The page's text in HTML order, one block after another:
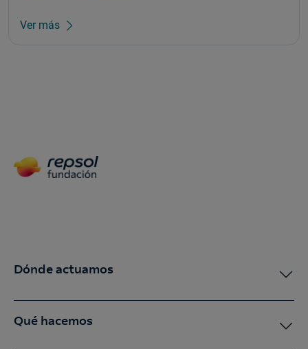
Ver más
Dónde actuamos
Qué hacemos